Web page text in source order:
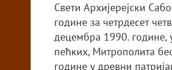
Свети Архијерејски
године за четрдесет
децембра 1990. године,
пећких, Митрополита
године у древни